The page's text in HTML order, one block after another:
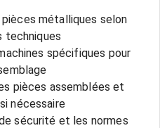
métalliques selon
techniques
spécifiques pour
pièces assemblées et
nécessaire
sécurité et les normes